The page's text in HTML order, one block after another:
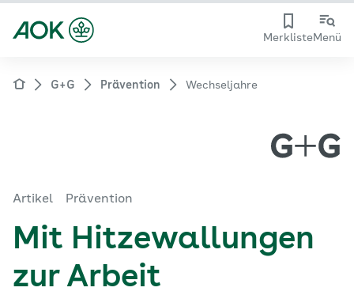
MerklisteMenü
G+G Prävention Wechseljahre
Artikel Prävention
Mit Hitzewallungen
zur Arbeit